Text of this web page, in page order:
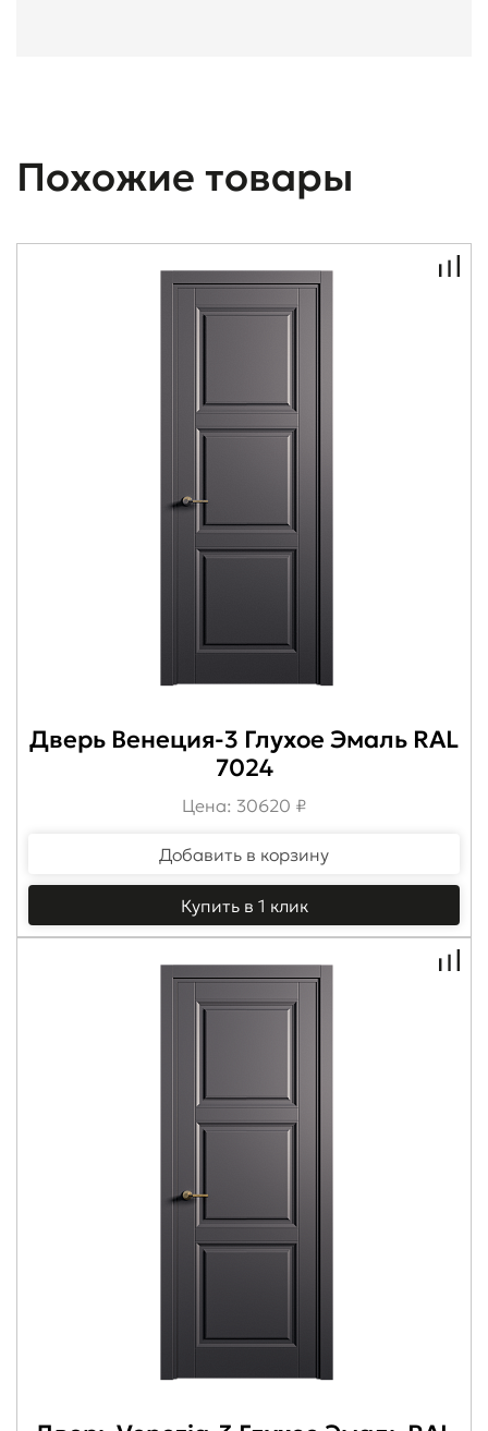
Похожие товары
Дверь Венеция-3 Глухое Эмаль RAL
7024
Цена: 30620 ₽
Добавить в корзину
Купить в 1 клик